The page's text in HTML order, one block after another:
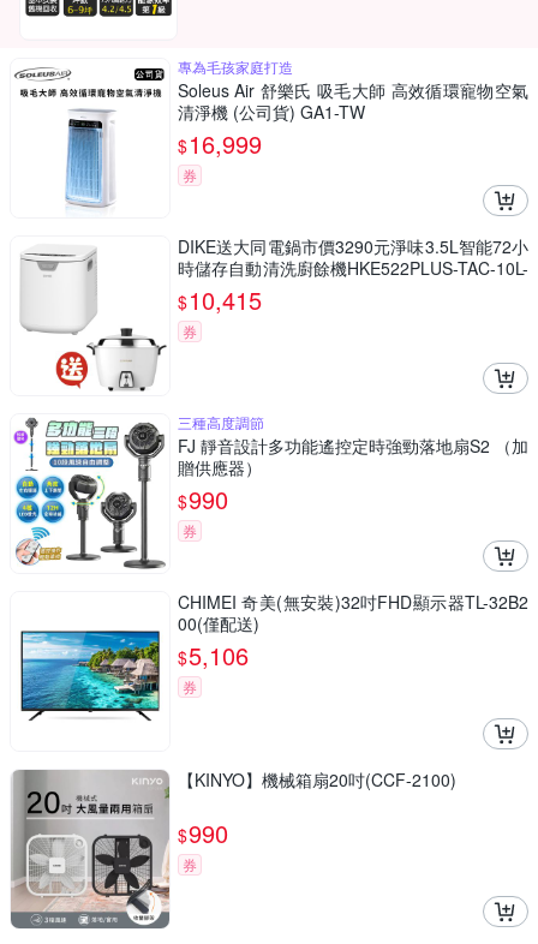
專為毛孩家庭打造
Soleus Air 舒樂氏 吸毛大師 高效循環寵物空氣
清淨機 (公司貨) GA1-TW
$16,999
券
DIKE送大同電鍋市價3290元淨味3.5L智能72小
時儲存自動清洗廚餘機HKE522PLUS-TAC-10L-
MCW
$10,415
券
三種高度調節
FJ 靜音設計多功能遙控定時強勁落地扇S2 （加
贈供應器）
$990
券
CHIMEI 奇美(無安裝)32吋FHD顯示器TL-32B2
00(僅配送)
$5,106
券
【KINYO】機械箱扇20吋(CCF-2100)
$990
券